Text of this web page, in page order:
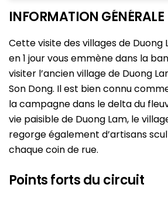
INFORMATION GÉNÉRALE
Cette visite des villages de Duong
en 1 jour vous emmène dans la
visiter l’ancien village de Duong
Son Dong. Il est bien connu
la campagne dans le delta du
vie paisible de Duong Lam, le
regorge également d’artisans
chaque coin de rue.
Points forts du circuit